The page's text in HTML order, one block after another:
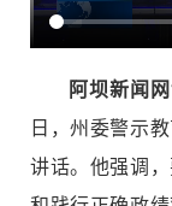
阿坝新闻
日，州委警示
讲话。他强调